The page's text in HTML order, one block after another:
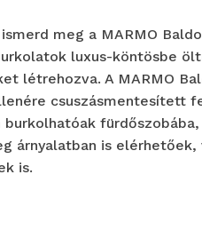
meg a MARMO
luxus-köntösbe
létrehozva. A MARMO
csuszásmentesített
árnyalatban is elérhetőek,
is.